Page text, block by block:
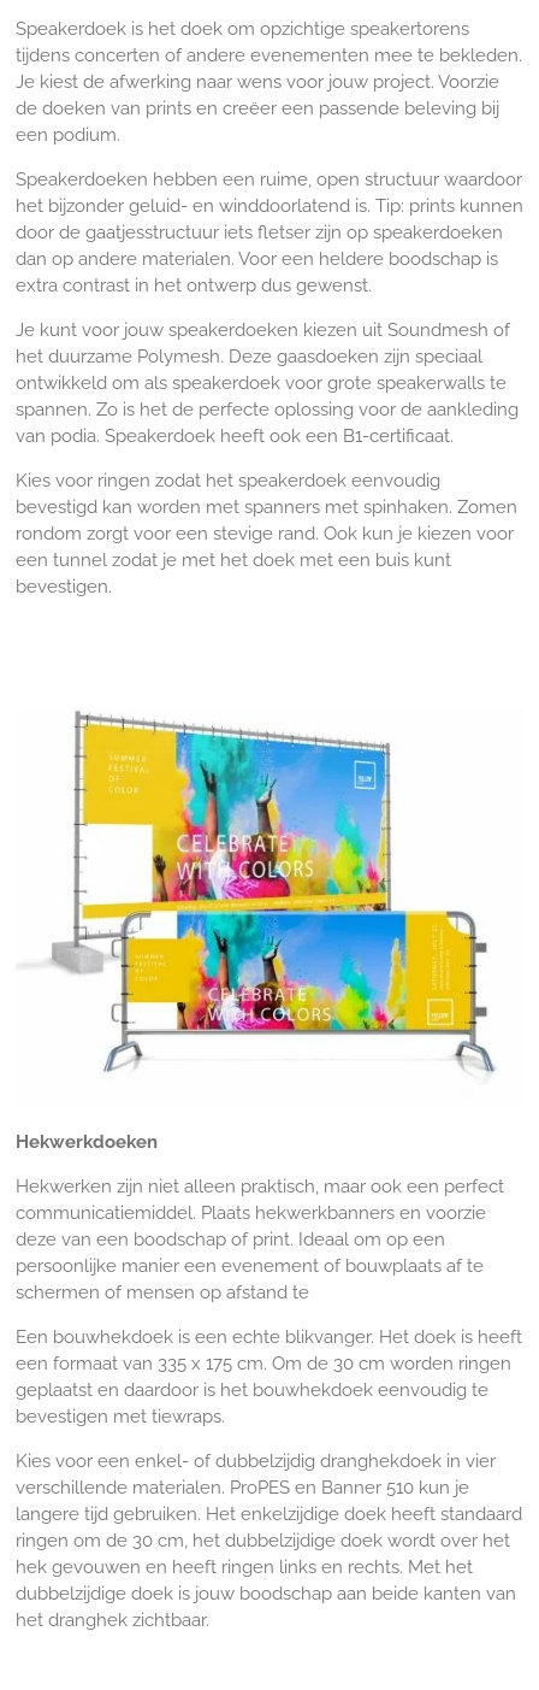
Speakerdoek is het doek om opzichtige speakertorens
tijdens concerten of andere evenementen mee te bekleden.
Je kiest de afwerking naar wens voor jouw project. Voorzie
de doeken van prints en creëer een passende beleving bij
een podium.
Speakerdoeken hebben een ruime, open structuur waardoor
het bijzonder geluid- en winddoorlatend is. Tip: prints kunnen
door de gaatjesstructuur iets fletser zijn op speakerdoeken
dan op andere materialen. Voor een heldere boodschap is
extra contrast in het ontwerp dus gewenst.
Je kunt voor jouw speakerdoeken kiezen uit Soundmesh of
het duurzame Polymesh. Deze gaasdoeken zijn speciaal
ontwikkeld om als speakerdoek voor grote speakerwalls te
spannen. Zo is het de perfecte oplossing voor de aankleding
van podia. Speakerdoek heeft ook een B1-certificaat.
Kies voor ringen zodat het speakerdoek eenvoudig
bevestigd kan worden met spanners met spinhaken. Zomen
rondom zorgt voor een stevige rand. Ook kun je kiezen voor
een tunnel zodat je met het doek met een buis kunt
bevestigen.
Hekwerkdoeken
Hekwerken zijn niet alleen praktisch, maar ook een perfect
communicatiemiddel. Plaats hekwerkbanners en voorzie
deze van een boodschap of print. Ideaal om op een
persoonlijke manier een evenement of bouwplaats af te
schermen of mensen op afstand te
Een bouwhekdoek is een echte blikvanger. Het doek is heeft
een formaat van 335 x 175 cm. Om de 30 cm worden ringen
geplaatst en daardoor is het bouwhekdoek eenvoudig te
bevestigen met tiewraps.
Kies voor een enkel- of dubbelzijdig dranghekdoek in vier
verschillende materialen. ProPES en Banner 510 kun je
langere tijd gebruiken. Het enkelzijdige doek heeft standaard
ringen om de 30 cm, het dubbelzijdige doek wordt over het
hek gevouwen en heeft ringen links en rechts. Met het
dubbelzijdige doek is jouw boodschap aan beide kanten van
het dranghek zichtbaar.